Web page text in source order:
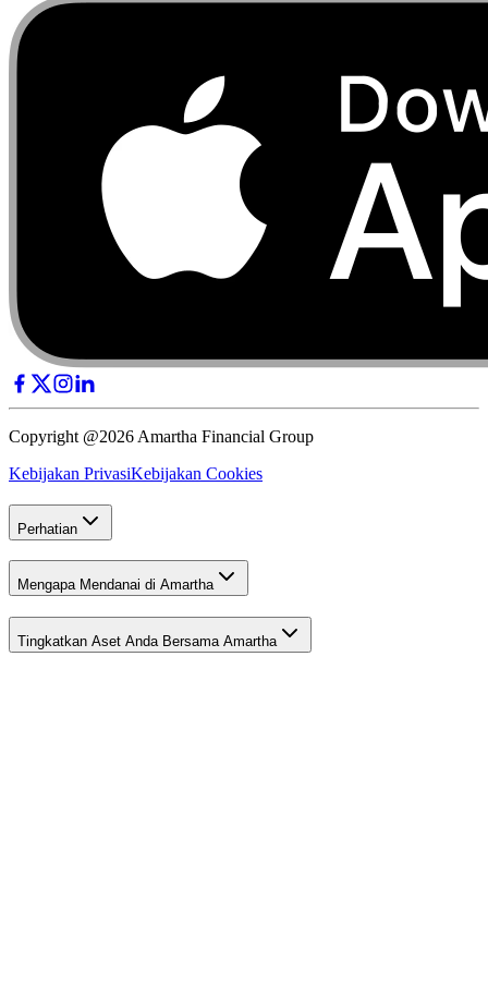
Copyright @2026 Amartha Financial Group
Kebijakan PrivasiKebijakan Cookies
Perhatian
Mengapa Mendanai di Amartha
Tingkatkan Aset Anda Bersama Amartha